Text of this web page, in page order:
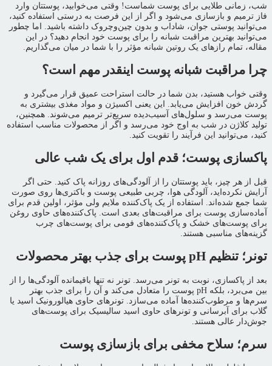
شب، زمانی طلایی برای پوست شماست! وقتی می‌خوابید، پوستتان وارد
فاز ترمیم و بازسازی می‌شود و اگر از این فرصت به درستی استفاده کنید،
می‌توانید پوستی جوان، شاداب و بدون چین‌وچروک داشته باشید. اما چطور
می‌توانید بهترین مراقبت شبانه را برای پوست خود انجام دهید؟ در این
مقاله، تمام رازهای یک روتین شبانه مؤثر را با شما در میان می‌گذاریم.
چرا مراقبت شبانه پوست اینقدر مهم است؟
وقتی خواب هستید، بدن شما در حالت استراحت عمیق قرار می‌گیرد و
گردش خون افزایش می‌یابد. این یعنی اکسیژن و مواد مغذی بیشتری به
پوست می‌رسد و سلول‌های آسیب‌دیده سریع‌تر ترمیم می‌شوند. همچنین،
تولید کلاژن در شب به اوج خود می‌رسد و اگر از محصولات مناسب استفاده
کنید، می‌توانید این فرآیند را تقویت کنید.
پاکسازی پوست؛ قدم اول برای یک شب عالی
قبل از هر چیز، باید پوستتان را از آلودگی‌های روزانه پاک کنید. حتی اگر
آرایش نکرده‌اید، آلودگی هوا، چربی طبیعی پوست و باکتری‌ها روی صورت
شما جمع شده‌اند. استفاده از یک پاک‌کننده ملایم ولی مؤثر، اولین قدم برای
آماده‌سازی پوست برای مراقبت‌های بعدی است. پاک‌کننده‌های حاوی روغن
برای پوست‌های خشک و پاک‌کننده‌های فومی برای پوست‌های چرب
گزینه‌های مناسبی هستند.
تونر؛ تنظیم pH پوست برای جذب بهتر محصولات
بعد از پاکسازی، نوبت به تونر می‌رسد. تونر نه تنها باقیمانده آلودگی‌ها را از
بین می‌برد، بلکه pH پوست را متعادل می‌کند و آن را برای جذب بهتر
سرم‌ها و مرطوب‌کننده‌ها آماده می‌سازد. تونرهای حاوی هیالورونیک اسید یا
گلاب برای آبرسانی و تونرهای حاوی اسید سالیسیک برای پوست‌های
جوش‌دار عالی هستند.
سرم؛ سلاح مخفی برای بازسازی پوست